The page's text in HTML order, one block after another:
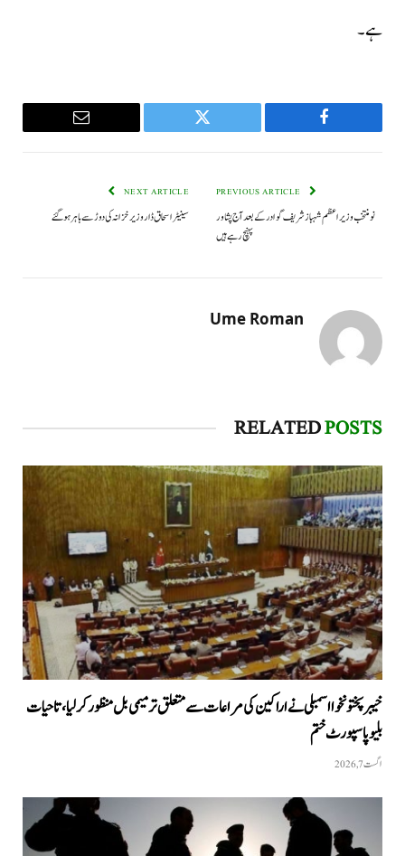
ہے۔
Facebook
Twitter
Email
نو منتخب وزیراعظم شہباز شریف گوادر کے بعد آج پشاور
پہنچ رہے ہیں
NEXT ARTICLE
سینیٹر اسحاق ڈار وزیر خزانہ کی دوڑ سے باہر ہو گئے
Ume Roman
RELATEDPOSTS
خیبرپختونخوا اسمبلی نے اراکین کی مراعات سے متعلق ترمیمی بل منظور کر لیا، تاحیات
بلیو پاسپورٹ ختم
اگست 7, 2026